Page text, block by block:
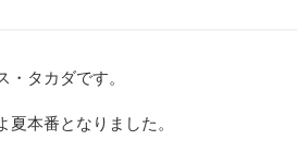
タカダです。
本番となりました。